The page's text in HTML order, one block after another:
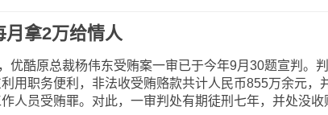
月拿2万给情人
酷原总裁杨伟东受贿案一审已于今年9月30题宣判。
用职务便利，非法收受贿赂款共计人民币855万余元，
人员受贿罪。对此，一审判处有期徒刑七年，并处没收